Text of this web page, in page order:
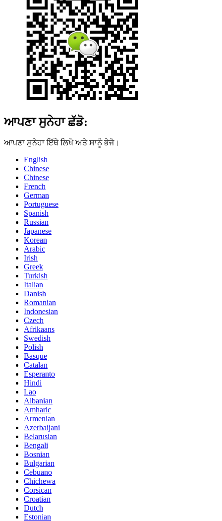
ਆਪਣਾ ਸੁਨੇਹਾ ਛੱਡੋ:
ਆਪਣਾ ਸੁਨੇਹਾ ਇੱਥੇ ਲਿਖੋ ਅਤੇ ਸਾਨੂੰ ਭੇਜੋ।
English
Chinese
Chinese
French
German
Portuguese
Spanish
Russian
Japanese
Korean
Arabic
Irish
Greek
Turkish
Italian
Danish
Romanian
Indonesian
Czech
Afrikaans
Swedish
Polish
Basque
Catalan
Esperanto
Hindi
Lao
Albanian
Amharic
Armenian
Azerbaijani
Belarusian
Bengali
Bosnian
Bulgarian
Cebuano
Chichewa
Corsican
Croatian
Dutch
Estonian